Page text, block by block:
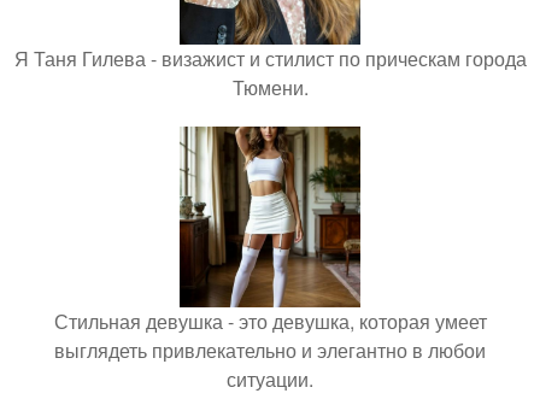
Я Таня Гилева - визажист и стилист по прическам города
Тюмени.
Стильная девушка - это девушка, которая умеет
выглядеть привлекательно и элегантно в любои
ситуации.